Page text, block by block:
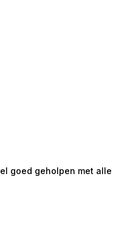
goed geholpen met